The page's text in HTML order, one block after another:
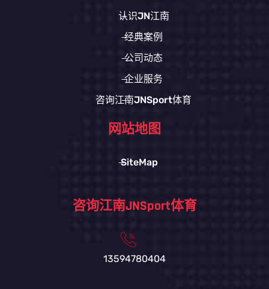
认识JN江南
经典案例
公司动态
企业服务
咨询江南JNSport体育
网站地图
SiteMap
咨询江南JNSport体育
13594780404